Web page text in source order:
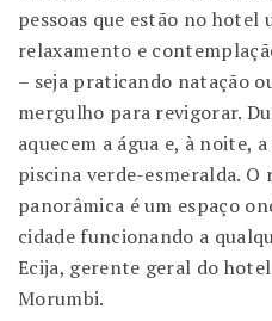
pessoas que estão no hotel
relaxamento e
– seja praticando natação
mergulho para revigorar.
aquecem a água e, à noite,
piscina verde-esmeralda.
panorâmica é um espaço
cidade funcionando a
Ecija, gerente geral do
Morumbi.